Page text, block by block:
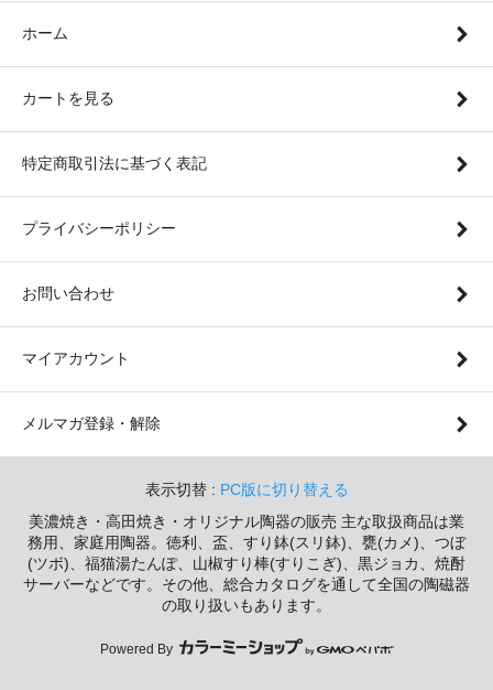
ホーム
カートを見る
特定商取引法に基づく表記
プライバシーポリシー
お問い合わせ
マイアカウント
メルマガ登録・解除
表示切替 : PC版に切り替える
美濃焼き・高田焼き・オリジナル陶器の販売 主な取扱商品は業
務用、家庭用陶器。徳利、盃、すり鉢(スリ鉢)、甕(カメ)、つぼ
(ツボ)、福猫湯たんぽ、山椒すり棒(すりこぎ)、黒ジョカ、焼酎
サーバーなどです。その他、総合カタログを通して全国の陶磁器
の取り扱いもあります。
Powered By